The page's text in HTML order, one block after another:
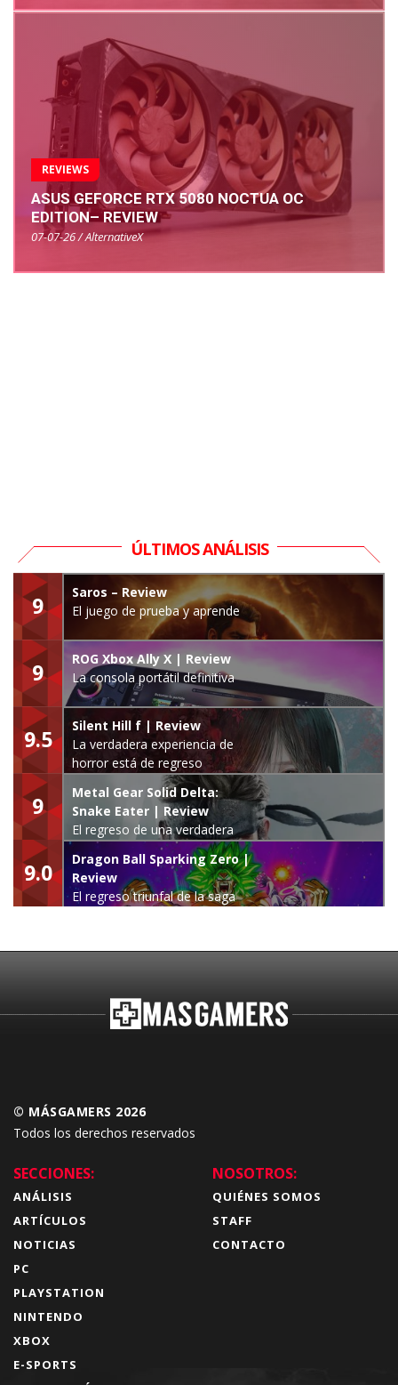
REVIEWS
ASUS GEFORCE RTX 5080 NOCTUA OC
EDITION– REVIEW
07-07-26 / AlternativeX
ÚLTIMOS ANÁLISIS
9
Saros – Review
El juego de prueba y aprende
9
ROG Xbox Ally X | Review
La consola portátil definitiva
9.5
Silent Hill f | Review
La verdadera experiencia de
horror está de regreso
9
Metal Gear Solid Delta:
Snake Eater | Review
El regreso de una verdadera
leyenda
9.0
Dragon Ball Sparking Zero |
Review
El regreso triunfal de la saga
© MÁSGAMERS 2026
Todos los derechos reservados
SECCIONES:
ANÁLISIS
ARTÍCULOS
NOTICIAS
PC
PLAYSTATION
NINTENDO
XBOX
E-SPORTS
NOSOTROS:
QUIÉNES SOMOS
STAFF
CONTACTO